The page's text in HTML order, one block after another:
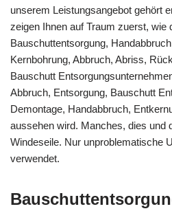
unserem Leistungsangebot gehört
zeigen Ihnen auf Traum zuerst, wie
Bauschuttentsorgung,
Kernbohrung, Abbruch, Abriss,
Bauschutt
Abbruch, Entsorgung, Bauschutt
Demontage, Handabbruch,
aussehen wird. Manches, dies und
Windeseile. Nur unproblematische
verwendet.